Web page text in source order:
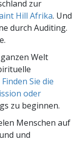
zur
Hill Afrika. Und
durch Auditing.
Welt
Finden Sie die
oder
zu beginnen.
Menschen auf
und